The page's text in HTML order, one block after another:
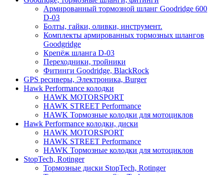
Армированный тормозной шланг Goodridge 600
D-03
Болты, гайки, оливки, инструмент.
Комплекты армированных тормозных шлангов
Goodgridge
Крепёж шланга D-03
Переходники, тройники
Фитинги Goodridge, BlackRock
GPS ресиверы, Электроника, Burger
Hawk Performance колодки
HAWK MOTORSPORT
HAWK STREET Performance
HAWK Тормозные колодки для мотоциклов
Hawk Performance колодки, диски
HAWK MOTORSPORT
HAWK STREET Performance
HAWK Тормозные колодки для мотоциклов
StopTech, Rotinger
Тормозные диски StopTech, Rotinger